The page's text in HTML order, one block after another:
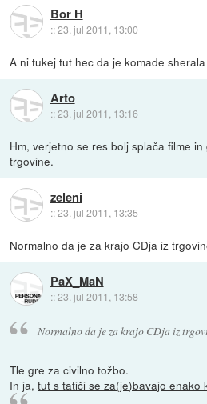
Bor H
::23. jul 2011, 13:00
A ni tukej tut hec da je komade
Arto
::23. jul 2011, 13:16
Hm, verjetno se res bolj splača filme
trgovine.
zeleni
::23. jul 2011, 13:35
Normalno da je za krajo CDja iz
PaX_MaN
::23. jul 2011, 13:58
Normalno da je za krajo CDja iz
Tle gre za civilno tožbo.
In ja,tut s tatiči se za(je)bavajo enako